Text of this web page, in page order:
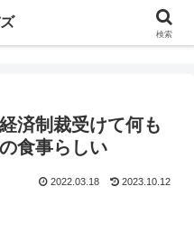
済制裁受けて何も
食事らしい
2022.03.18 2023.10.12
検索